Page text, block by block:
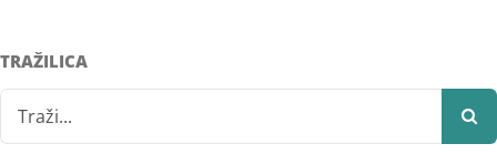
TRAŽILICA
for: